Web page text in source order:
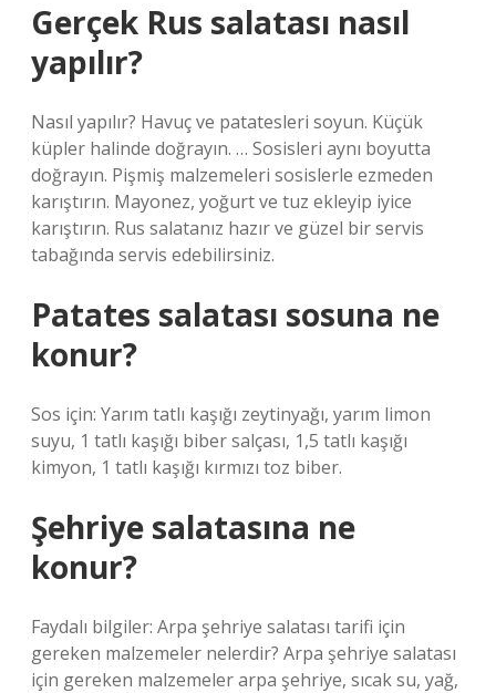
Gerçek Rus salatası nasıl
yapılır?
Nasıl yapılır? Havuç ve patatesleri soyun. Küçük
küpler halinde doğrayın. … Sosisleri aynı boyutta
doğrayın. Pişmiş malzemeleri sosislerle ezmeden
karıştırın. Mayonez, yoğurt ve tuz ekleyip iyice
karıştırın. Rus salatanız hazır ve güzel bir servis
tabağında servis edebilirsiniz.
Patates salatası sosuna ne
konur?
Sos için: Yarım tatlı kaşığı zeytinyağı, yarım limon
suyu, 1 tatlı kaşığı biber salçası, 1,5 tatlı kaşığı
kimyon, 1 tatlı kaşığı kırmızı toz biber.
Şehriye salatasına ne
konur?
Faydalı bilgiler: Arpa şehriye salatası tarifi için
gereken malzemeler nelerdir? Arpa şehriye salatası
için gereken malzemeler arpa şehriye, sıcak su, yağ,